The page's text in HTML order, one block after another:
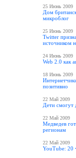
25 Июнь 2009
Дом
микроблог
25 Июнь 2009
Twitter
источником
24 Июнь 2009
Web 2.0 как
18 Июнь 2009
позитивно
22 Май 2009
Дети смогут
22 Май 2009
Медведев
регионам
22 Май 2009
YouTube: 20